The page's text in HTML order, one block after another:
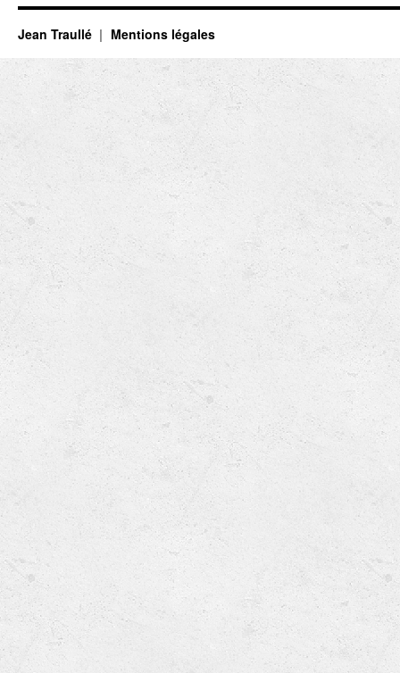
Jean Traullé Mentions légales